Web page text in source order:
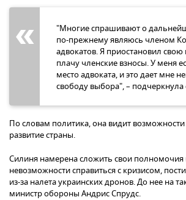
"Многие спрашивают о
по-прежнему являюсь членом
адвокатов. Я приостановил свою
плачу членские взносы. У меня
место адвоката, и это дает мне
свободу выбора", – подчеркнула
По словам политика, она видит возможности
развитие страны.
Силиня намерена сложить свои полномочия
невозможности справиться с кризисом,
из-за налета украинских дронов. До нее на
министр обороны Андрис Спрудс.